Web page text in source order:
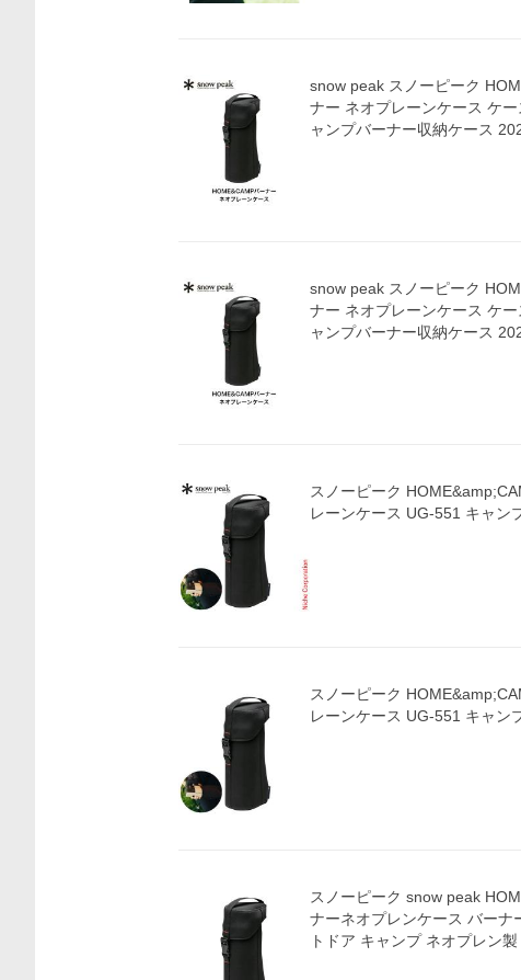
snow peak スノーピーク
ナー ネオプレーンケース ケ
ャンプバーナー収納ケース
snow peak スノーピーク
ナー ネオプレーンケース ケ
ャンプバーナー収納ケース
スノーピーク
レーンケース UG-551 キ
スノーピーク
レーンケース UG-551 キ
スノーピーク snow peak
ナーネオプレンケース バーナ
トドア キャンプ ネオプレン